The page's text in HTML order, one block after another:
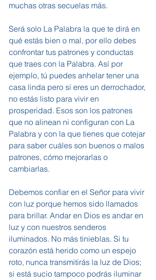
muchas otras secuelas más.
Será solo La Palabra la que te dirá en
qué estás bien o mal, por ello debes
confrontar tus patrones y conductas
que traes con la Palabra. Así por
ejemplo, tú puedes anhelar tener una
casa linda pero si eres un derrochador,
no estás listo para vivir en
prosperidad. Esos son los patrones
que no alinean ni configuran con La
Palabra y con la que tienes que cotejar
para saber cuáles son buenos o malos
patrones, cómo mejorarlas o
cambiarlas.
Debemos confiar en el Señor para vivir
con luz porque hemos sido llamados
para brillar. Andar en Dios es andar en
luz y con nuestros senderos
iluminados. No más tinieblas. Si tu
corazón está herido como un espejo
roto, nunca transmitirás la luz de Dios;
si está sucio tampoco podrás iluminar